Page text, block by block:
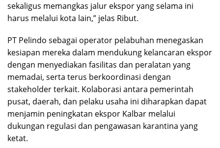
sekaligus memangkas jalur ekspor yang selama ini
harus melalui kota lain,” jelas Ribut.
PT Pelindo sebagai operator pelabuhan menegaskan
kesiapan mereka dalam mendukung kelancaran ekspor
dengan menyediakan fasilitas dan peralatan yang
memadai, serta terus berkoordinasi dengan
stakeholder terkait. Kolaborasi antara pemerintah
pusat, daerah, dan pelaku usaha ini diharapkan dapat
menjamin peningkatan ekspor Kalbar melalui
dukungan regulasi dan pengawasan karantina yang
ketat.